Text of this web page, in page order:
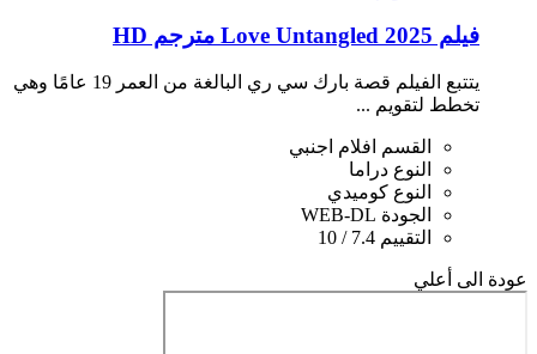
فيلم Love Untangled 2025 مترجم HD
يتتبع الفيلم قصة بارك سي ري البالغة من العمر 19 عامًا وهي
تخطط لتقويم ...
القسم
افلام اجنبي
النوع دراما
النوع كوميدي
الجودة WEB-DL
التقييم 7.4 / 10
عودة الى أعلي